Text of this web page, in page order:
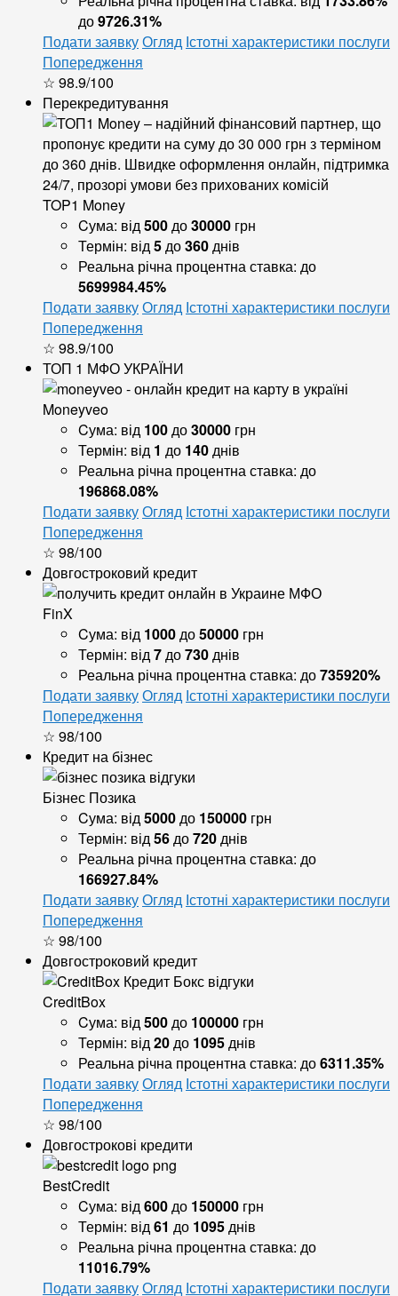
до9726.31%
Подати заявкуОгляд Істотні характеристики послуги
Попередження
☆ 98.9/100
Перекредитування
TOP1 Money
Cума: від500до30000 грн
Термін: від5до360днів
Реальна річна процентна ставка: до
5699984.45%
Подати заявкуОгляд Істотні характеристики послуги
Попередження
☆ 98.9/100
ТОП 1 МФО УКРАЇНИ
Moneyveo
Cума: від 100до30000 грн
Термін: від 1 до 140днів
Реальна річна процентна ставка: до
196868.08%
Подати заявкуОгляд Істотні характеристики послуги
Попередження
☆ 98/100
Довгостроковий кредит
FinX
Cума: від 1000до50000 грн
Термін: від7до730днів
Реальна річна процентна ставка: до735920%
Подати заявкуОгляд Істотні характеристики послуги
Попередження
☆ 98/100
Кредит на бізнес
Бізнес Позика
Cума: від5000до 150000 грн
Термін: від56до720днів
Реальна річна процентна ставка: до
166927.84%
Подати заявкуОгляд Істотні характеристики послуги
Попередження
☆ 98/100
Довгостроковий кредит
CreditBox
Cума: від500до 100000 грн
Термін: від20до 1095днів
Реальна річна процентна ставка: до6311.35%
Подати заявкуОгляд Істотні характеристики послуги
Попередження
☆ 98/100
Довгострокові кредити
BestCredit
Cума: від600до 150000 грн
Термін: від61 до 1095днів
Реальна річна процентна ставка: до
11016.79%
Подати заявкуОгляд Істотні характеристики послуги